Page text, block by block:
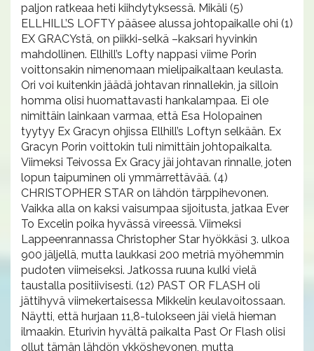
paljon ratkeaa heti kiihdytyksessä. Mikäli (5)
ELLHILL’S LOFTY pääsee alussa johtopaikalle ohi (1)
EX GRACYstä, on piikki-selkä –kaksari hyvinkin
mahdollinen. Ellhill’s Lofty nappasi viime Porin
voittonsakin nimenomaan mielipaikaltaan keulasta.
Ori voi kuitenkin jäädä johtavan rinnallekin, ja silloin
homma olisi huomattavasti hankalampaa. Ei ole
nimittäin lainkaan varmaa, että Esa Holopainen
tyytyy Ex Gracyn ohjissa Ellhill’s Loftyn selkään. Ex
Gracyn Porin voittokin tuli nimittäin johtopaikalta.
Viimeksi Teivossa Ex Gracy jäi johtavan rinnalle, joten
lopun taipuminen oli ymmärrettävää. (4)
CHRISTOPHER STAR on lähdön tärppihevonen.
Vaikka alla on kaksi vaisumpaa sijoitusta, jatkaa Ever
To Excelin poika hyvässä vireessä. Viimeksi
Lappeenrannassa Christopher Star hyökkäsi 3. ulkoa
900 jäljellä, mutta laukkasi 200 metriä myöhemmin
pudoten viimeiseksi. Jatkossa ruuna kulki vielä
taustalla positiivisesti. (12) PAST OR FLASH oli
jättihyvä viimekertaisessa Mikkelin keulavoitossaan.
Näytti, että hurjaan 11,8-tulokseen jäi vielä hieman
ilmaakin. Eturivin hyvältä paikalta Past Or Flash olisi
ollut tämän lähdön ykköshevonen, mutta